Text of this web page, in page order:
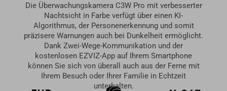
Die Überwachungskamera C3W Pro mit verbesserter
Nachtsicht in Farbe verfügt über einen KI-
Algorithmus, der Personenerkennung und somit
präzisere Warnungen auch bei Dunkelheit ermöglicht.
Dank Zwei-Wege-Kommunikation und der
kostenlosen EZVIZ-App auf Ihrem Smartphone
können Sie sich von überall auch aus der Ferne mit
Ihrem Besuch oder Ihrer Familie in Echtzeit
unterhalten.